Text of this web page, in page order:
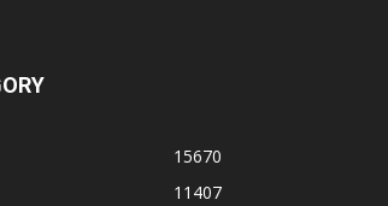
15670
11407